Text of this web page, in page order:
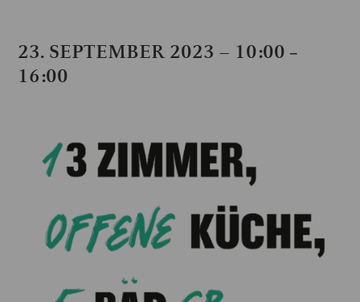
23. SEPTEMBER 2023 – 10:00 –
16:00